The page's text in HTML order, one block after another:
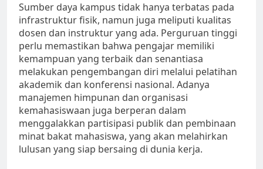
Sumber daya kampus tidak hanya terbatas pada
infrastruktur fisik, namun juga meliputi kualitas
dosen dan instruktur yang ada. Perguruan tinggi
perlu memastikan bahwa pengajar memiliki
kemampuan yang terbaik dan senantiasa
melakukan pengembangan diri melalui pelatihan
akademik dan konferensi nasional. Adanya
manajemen himpunan dan organisasi
kemahasiswaan juga berperan dalam
menggalakkan partisipasi publik dan pembinaan
minat bakat mahasiswa, yang akan melahirkan
lulusan yang siap bersaing di dunia kerja.